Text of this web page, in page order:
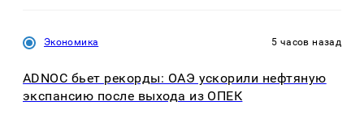
Экономика 5 часов назад
ADNOC бьет рекорды: ОАЭ ускорили нефтяную
экспансию после выхода из ОПЕК